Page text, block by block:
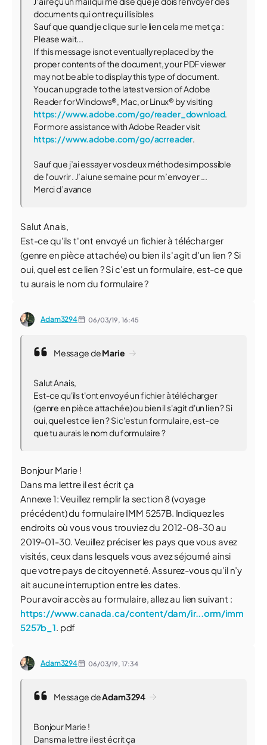
documents qui ont reçu illisibles
Sauf que quand je clique sur le lien cela me met ça :
Please wait...
If this message is not eventually replaced by the
proper contents of the document, your PDF viewer
may not be able to display this type of document.
You can upgrade to the latest version of Adobe
Reader for Windows®, Mac, or Linux® by visiting
https://www.adobe.com/go/reader_download.
For more assistance with Adobe Reader visit
https://www.adobe.com/go/acrreader.
Sauf que j’ai essayer vos deux méthodes impossible
de l’ouvrir . J’ai une semaine pour m’envoyer ...
Merci d’avance
Salut Anais,
Est-ce qu'ils t'ont envoyé un fichier à télécharger
(genre en pièce attachée) ou bien il s'agit d'un lien ? Si
oui, quel est ce lien ? Si c'est un formulaire, est-ce que
tu aurais le nom du formulaire ?
Adam3294 06/03/19, 16:45
Message deMarie
Salut Anais,
Est-ce qu'ils t'ont envoyé un fichier à télécharger
(genre en pièce attachée) ou bien il s'agit d'un lien ? Si
oui, quel est ce lien ? Si c'est un formulaire, est-ce
que tu aurais le nom du formulaire ?
Bonjour Marie !
Dans ma lettre il est écrit ça
Annexe 1: Veuillez remplir la section 8 (voyage
précédent) du formulaire IMM 5257B. Indiquez les
endroits où vous vous trouviez du 2012-08-30 au
2019-01-30. Veuillez préciser les pays que vous avez
visités, ceux dans lesquels vous avez séjourné ainsi
que votre pays de citoyenneté. Assurez-vous qu’il n’y
ait aucune interruption entre les dates.
Pour avoir accès au formulaire, allez au lien suivant :
https://www.canada.ca/content/dam/ir...orm/imm
5257b_1. pdf
Adam3294 06/03/19, 17:34
Message deAdam3294
Bonjour Marie !
Dans ma lettre il est écrit ça